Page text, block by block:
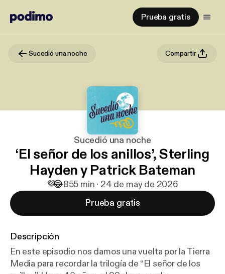
Prueba gratis
Sucedió una noche Compartir
Sucedió una noche
‘El señor de los anillos’, Sterling
Hayden y Patrick Bateman
💜😂855 min · 24 de may de 2026
Prueba gratis
Descripción
En este episodio nos damos una vuelta por la Tierra
Media para recordar la trilogía de “El señor de los